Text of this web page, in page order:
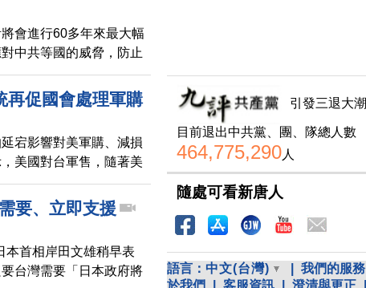
會進行60多年來最大幅
中共等國的威脅，防止
響台海的安全局勢，因
台灣。
再促國會處理軍購
宕影響對美軍購、減損
美國對台軍售，隨著美
同等軍售待遇，以及全球
包括M1A2T戰車、海馬
要、立即支援
本首相岸田文雄稍早表
台灣需要「日本政府將
引發三退大潮
目前退出中共黨、團、隊總人數
464,775,290人
隨處可看新唐人
語言： 中文(台灣) 我們的服務
於我們
客服資訊 澄清與更正